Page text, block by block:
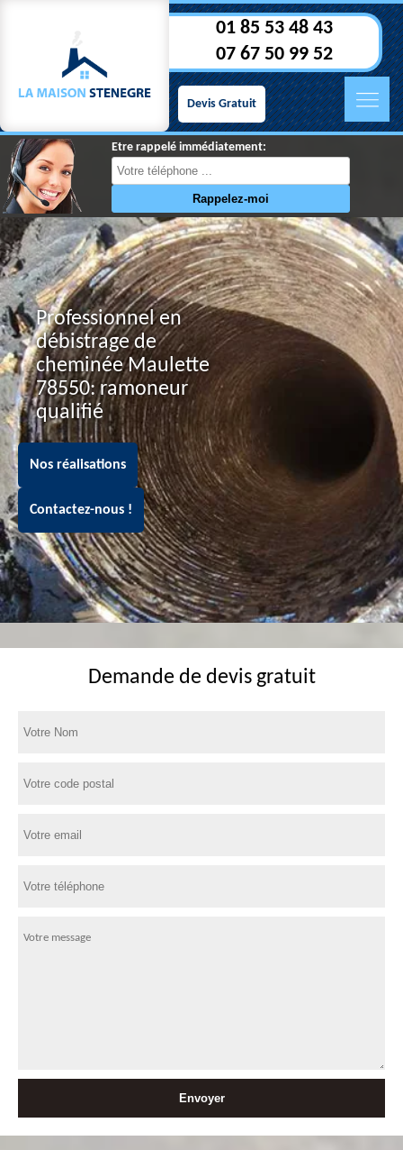
01 85 53 48 43
07 67 50 99 52
Devis Gratuit
Etre rappelé immédiatement:
Professionnel en
débistrage de
cheminée Maulette
78550: ramoneur
qualifié
Nos réalisations
Contactez-nous !
Demande de devis gratuit